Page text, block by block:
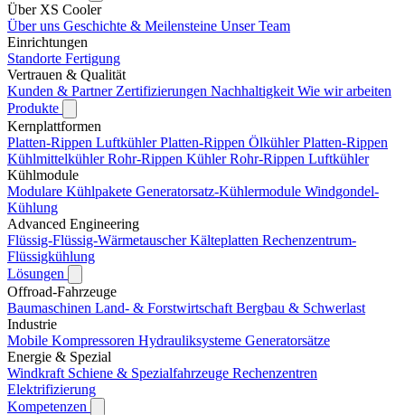
Über XS Cooler
Über uns Geschichte & Meilensteine Unser Team
Einrichtungen
Standorte Fertigung
Vertrauen & Qualität
Kunden & Partner Zertifizierungen Nachhaltigkeit Wie wir arbeiten
Produkte
Kernplattformen
Platten-Rippen LuftkühlerPlatten-Rippen ÖlkühlerPlatten-Rippen
KühlmittelkühlerRohr-Rippen KühlerRohr-Rippen Luftkühler
Kühlmodule
Modulare Kühlpakete Generatorsatz-Kühlermodule Windgondel-
Kühlung
Advanced Engineering
Flüssig-Flüssig-WärmetauscherKälteplatten Rechenzentrum-
Flüssigkühlung
Lösungen
Offroad-Fahrzeuge
Baumaschinen Land- & Forstwirtschaft Bergbau & Schwerlast
Industrie
Mobile Kompressoren Hydrauliksysteme Generatorsätze
Energie & Spezial
Windkraft Schiene & Spezialfahrzeuge Rechenzentren
Elektrifizierung
Kompetenzen